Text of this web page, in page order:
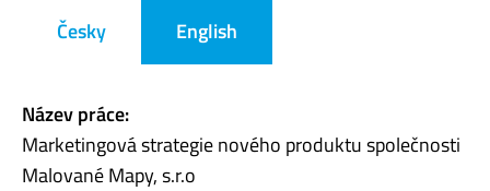
Česky English
Název práce:
Marketingová strategie nového produktu společnosti
Malované Mapy, s.r.o